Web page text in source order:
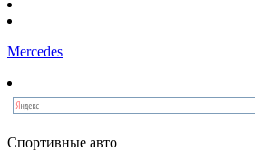
Mercedes
Спортивные авто